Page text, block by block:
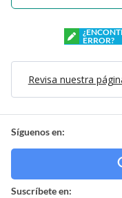
ERROR?
Revisa nuestra
Síguenos en:
Suscríbete en: